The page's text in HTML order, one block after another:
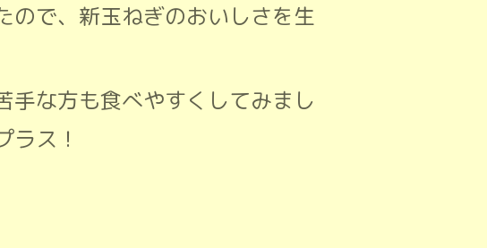
ので、新玉ねぎのおいしさを生
手な方も食べやすくしてみまし
ス！